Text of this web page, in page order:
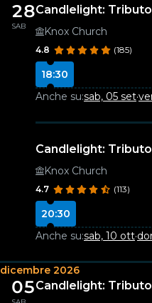
28
SAB
Candlelight:
Knox Church
4.8 (185)
18:30
Anche su:sab, 05 set·
Candlelight:
Knox Church
4.7 (113)
20:30
Anche su:sab, 10 ott·
dicembre 2026
05Candlelight: